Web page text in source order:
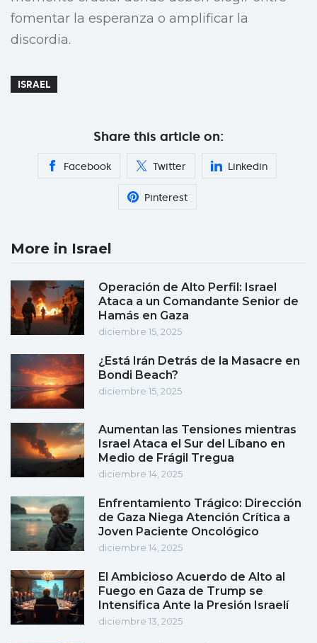
fomentar la esperanza o amplificar la
discordia.
ISRAEL
Share this article on:
Facebook Twitter Linkedin
Pinterest
More in Israel
Operación de Alto Perfil: Israel
Ataca a un Comandante Senior de
Hamás en Gaza
diciembre 15, 2025
¿Está Irán Detrás de la Masacre en
Bondi Beach?
diciembre 15, 2025
Aumentan las Tensiones mientras
Israel Ataca el Sur del Líbano en
Medio de Frágil Tregua
diciembre 14, 2025
Enfrentamiento Trágico: Dirección
de Gaza Niega Atención Crítica a
Joven Paciente Oncológico
diciembre 14, 2025
El Ambicioso Acuerdo de Alto al
Fuego en Gaza de Trump se
Intensifica Ante la Presión Israelí
diciembre 13, 2025